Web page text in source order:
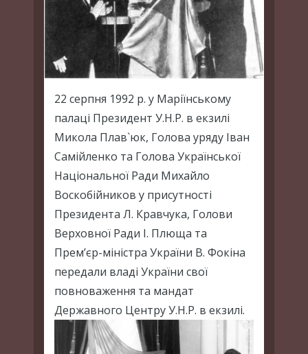
22 серпня 1992 р. у Маріїнському
палаці Президент У.Н.Р. в екзилі
Микола Плав`юк, Голова уряду Іван
Самійленко та Голова Української
Національної Ради Михайло
Воскобійников у присутності
Президента Л. Кравчука, Голови
Верховної Ради І. Плюща та
Прем’єр-міністра України В. Фокіна
передали владі України свої
повноваження та мандат
Державного Центру У.Н.Р. в екзилі.